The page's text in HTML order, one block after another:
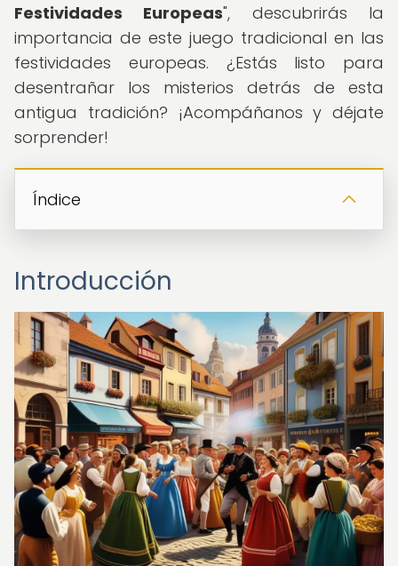
Festividades Europeas", descubrirás la
importancia de este juego tradicional en las
festividades europeas. ¿Estás listo para
desentrañar los misterios detrás de esta
antigua tradición? ¡Acompáñanos y déjate
sorprender!
Índice
Introducción